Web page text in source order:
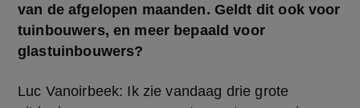
van de afgelopen maanden. Geldt dit ook voor
tuinbouwers, en meer bepaald voor
glastuinbouwers?
Luc Vanoirbeek: Ik zie vandaag drie grote